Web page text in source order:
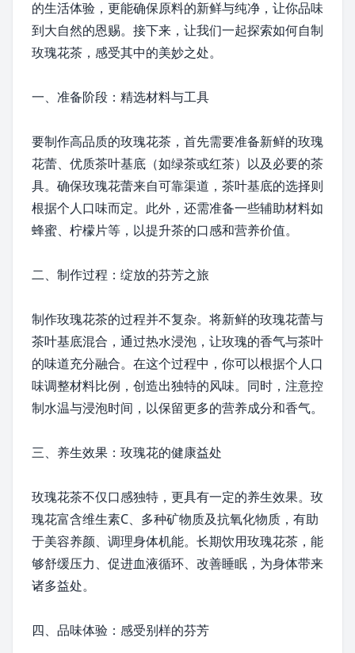
的生活体验，更能确保原料的新鲜与纯净，让你品味
到大自然的恩赐。接下来，让我们一起探索如何自制
玫瑰花茶，感受其中的美妙之处。
一、准备阶段：精选材料与工具
要制作高品质的玫瑰花茶，首先需要准备新鲜的玫瑰
花蕾、优质茶叶基底（如绿茶或红茶）以及必要的茶
具。确保玫瑰花蕾来自可靠渠道，茶叶基底的选择则
根据个人口味而定。此外，还需准备一些辅助材料如
蜂蜜、柠檬片等，以提升茶的口感和营养价值。
二、制作过程：绽放的芬芳之旅
制作玫瑰花茶的过程并不复杂。将新鲜的玫瑰花蕾与
茶叶基底混合，通过热水浸泡，让玫瑰的香气与茶叶
的味道充分融合。在这个过程中，你可以根据个人口
味调整材料比例，创造出独特的风味。同时，注意控
制水温与浸泡时间，以保留更多的营养成分和香气。
三、养生效果：玫瑰花的健康益处
玫瑰花茶不仅口感独特，更具有一定的养生效果。玫
瑰花富含维生素C、多种矿物质及抗氧化物质，有助
于美容养颜、调理身体机能。长期饮用玫瑰花茶，能
够舒缓压力、促进血液循环、改善睡眠，为身体带来
诸多益处。
四、品味体验：感受别样的芬芳